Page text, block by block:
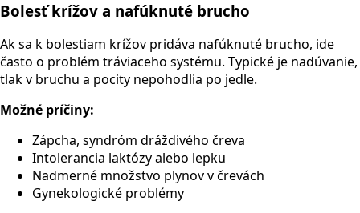
Bolesť krížov a nafúknuté brucho
Ak sa k bolestiam krížov pridáva nafúknuté brucho, ide
často o problém tráviaceho systému. Typické je nadúvanie,
tlak v bruchu a pocity nepohodlia po jedle.
Možné príčiny:
Zápcha, syndróm dráždivého čreva
Intolerancia laktózy alebo lepku
Nadmerné množstvo plynov v črevách
Gynekologické problémy